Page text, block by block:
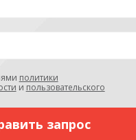
политики
и пользовательского